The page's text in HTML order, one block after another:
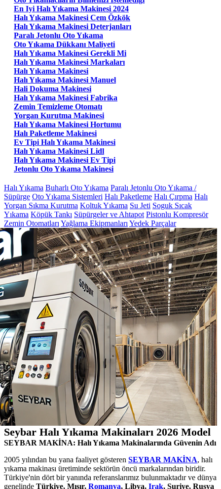
En Iyi Halı Yıkama Makinesi 2024
Halı Yıkama Makinesi Cem Özkök
Halı Yıkama Makinesi Deterjanları
Paralı Jetonlu Oto Yıkama
Oto Yıkama Dükkanı Maliyeti
Halı Yıkama Makinesi Gerekli Mi
Halı Yıkama Makinesi Markaları
Halı Yıkama Makinesi
Halı Yıkama Makinesi Manuel
Hali Dokuma Makinesi
Halı Yıkama Makinesi Fabrika
Zemin Temizleme Otomatı
Yorgan Kurutma Makinesi
Halı Yıkama Makinesi Hortumu
Halı Paketleme Makinesi
Ev Tipi Halı Yıkama Makinesi
Halı Yıkama Makinesi Lidl
Halı Yıkama Makinesi Ev Tipi
Jetonlu Oto Yıkama Makinesi
Halı Yıkama Buharlı Oto Yıkama Paralı Jetonlu Oto Yıkama /
Süpürge Oto Yıkama Sistemleri Halı Paketleme Halı Çırpma Halı
Yorgan Sıkma Kurutma Koltuk Yıkama Su Jeti Soguk Sıcak
Yıkama Köpük Tankı Süpürgeler ve Ahtapot Pistonlu Kompresör
Zemin Otomatları Yağlama Ekipmanları Yedek Parçalar
Seybar Halı Yıkama Makinaları 2026 Model
SEYBAR MAKİNA: Halı Yıkama Makinalarında Güvenin Adı
2005 yılından bu yana faaliyet gösteren SEYBAR MAKİNA, halı
yıkama makinası üretiminde sektörün öncü markalarından biridir.
Türkiye'nin dört bir yanında referanslarımız bulunmaktadır ve dünya
genelinde Türkiye, Mısır, Romanya, Libya, Irak, Suriye, Rusya